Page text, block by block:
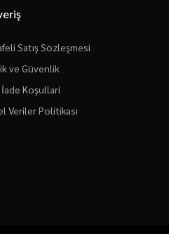
Satış Sözleşmesi
ve Güvenlik
Koşullari
Veriler Politikası